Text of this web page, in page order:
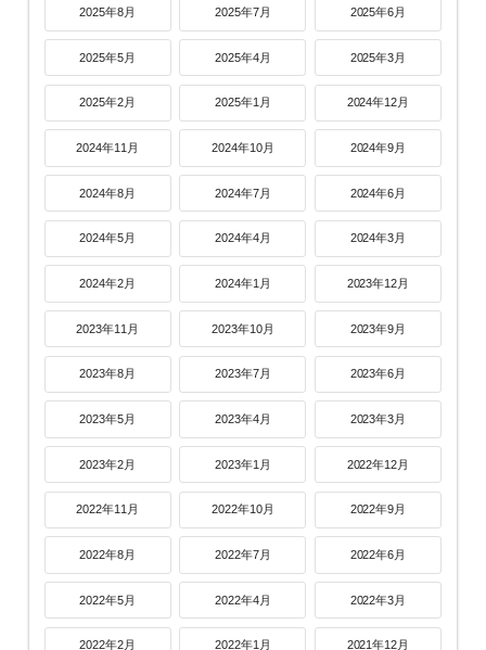
2025年8月 2025年7月 2025年6月
2025年5月 2025年4月 2025年3月
2025年2月 2025年1月 2024年12月
2024年11月 2024年10月 2024年9月
2024年8月 2024年7月 2024年6月
2024年5月 2024年4月 2024年3月
2024年2月 2024年1月 2023年12月
2023年11月 2023年10月 2023年9月
2023年8月 2023年7月 2023年6月
2023年5月 2023年4月 2023年3月
2023年2月 2023年1月 2022年12月
2022年11月 2022年10月 2022年9月
2022年8月 2022年7月 2022年6月
2022年5月 2022年4月 2022年3月
2022年2月 2022年1月 2021年12月